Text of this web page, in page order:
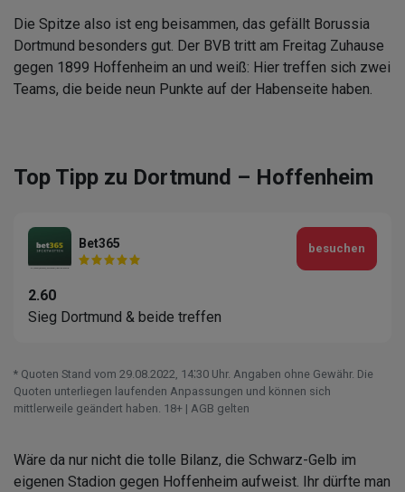
Die Spitze also ist eng beisammen, das gefällt Borussia
Dortmund besonders gut. Der BVB tritt am Freitag Zuhause
gegen 1899 Hoffenheim an und weiß: Hier treffen sich zwei
Teams, die beide neun Punkte auf der Habenseite haben.
Top Tipp zu Dortmund – Hoffenheim
Bet365
2.60
Sieg Dortmund & beide treffen
besuchen
* Quoten Stand vom 29.08.2022‚ 14⁚30 Uhr. Angaben ohne Gewähr. Die
Quoten unterliegen laufenden Anpassungen und können sich
mittlerweile geändert haben. 18+ | AGB gelten
Wäre da nur nicht die tolle Bilanz, die Schwarz-Gelb im
eigenen Stadion gegen Hoffenheim aufweist. Ihr dürfte man